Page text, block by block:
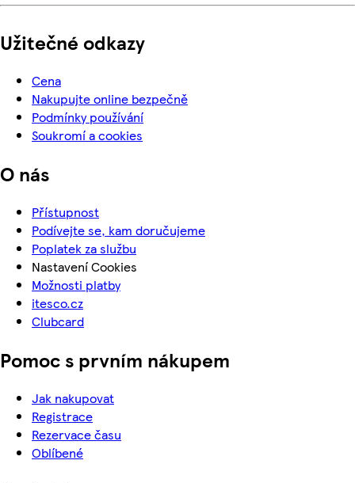
Užitečné odkazy
Cena
Nakupujte online bezpečně
Podmínky používání
Soukromí a cookies
O nás
Přístupnost
Podívejte se, kam doručujeme
Poplatek za službu
Nastavení Cookies
Možnosti platby
itesco.cz
Clubcard
Pomoc s prvním nákupem
Jak nakupovat
Registrace
Rezervace času
Oblíbené